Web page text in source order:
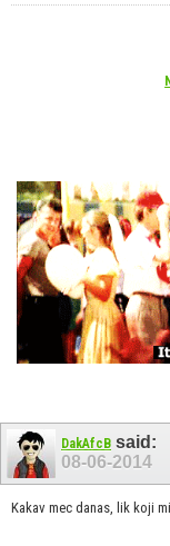
DakAfcB said:
08-06-2014
Kakav mec danas, lik koji